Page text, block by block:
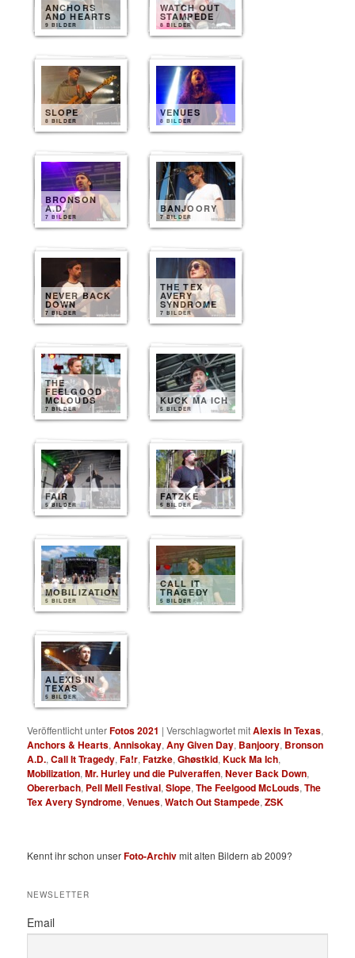
ANCHORS
AND HEARTS
9 BILDER
WATCH OUT
STAMPEDE
8 BILDER
SLOPE
8 BILDER
VENUES
8 BILDER
BRONSON
A.D.
7 BILDER
BANJOORY
7 BILDER
NEVER BACK
DOWN
7 BILDER
THE TEX
AVERY
SYNDROME
7 BILDER
THE
FEELGOOD
MCLOUDS
7 BILDER
KUCK MA ICH
5 BILDER
FAIR
5 BILDER
FATZKE
5 BILDER
MOBILIZATION
5 BILDER
CALL IT
TRAGEDY
5 BILDER
ALEXIS IN
TEXAS
5 BILDER
Veröffentlicht unterFotos 2021 |Verschlagwortet mitAlexis In Texas,
Anchors & Hearts,Annisokay,Any Given Day, Banjoory, Bronson
A.D.,Call It Tragedy,Fa!r,Fatzke,Ghøstkid,Kuck Ma Ich,
Mobilization,Mr. Hurley und die Pulveraffen,Never Back Down,
Obererbach, Pell Mell Festival,Slope,The Feelgood McLouds,The
Tex Avery Syndrome,Venues,Watch Out Stampede,ZSK
Kennt ihr schon unserFoto-Archivmit alten Bildern ab 2009?
NEWSLETTER
Email